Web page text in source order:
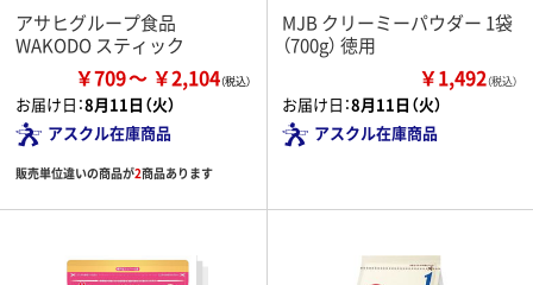
アサヒグループ食品
WAKODO スティック
￥709 ￥2,104
お届け日：8月11日（火）
アスクル在庫商品
販売単位違いの商品が2商品あります
MJB クリーミーパウダー 1袋
（700g） 徳用
￥1,492（税込）
お届け日：8月11日（火）
アスクル在庫商品